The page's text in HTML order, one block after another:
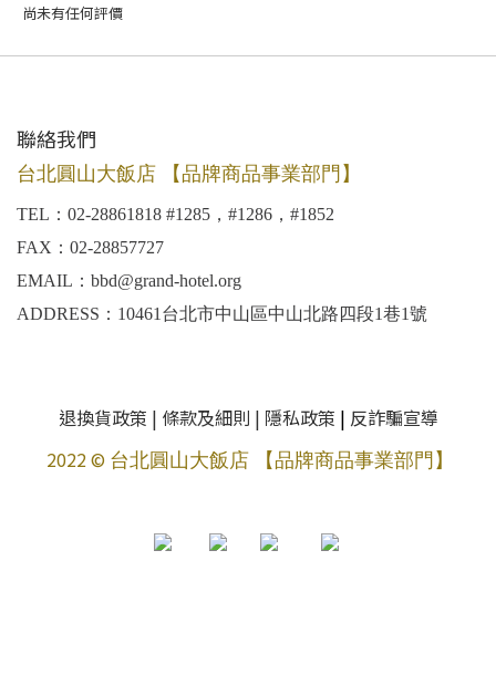
尚未有任何評價
聯絡我們
台北圓山大飯店 【品牌商品事業部門】
TEL：02-28861818 #1285，#1286，#1852
FAX：02-28857727
EMAIL：bbd@grand-hotel.org
ADDRESS：10461台北市中山區中山北路四段1巷1號
退換貨政策 | 條款及細則 | 隱私政策 | 反詐騙宣導
2022 © 台北圓山大飯店 【品牌商品事業部門】